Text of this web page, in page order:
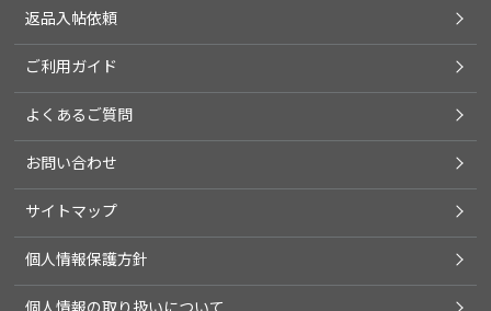
返品入帖依頼
ご利用ガイド
よくあるご質問
お問い合わせ
サイトマップ
個人情報保護方針
個人情報の取り扱いについて